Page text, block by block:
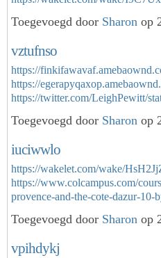
Toegevoegd door Sharon op
vztufnso
https://
https://
https://twitter.com/LeighPewitt/
Toegevoegd door Sharon op
iuciwwlo
https://wakelet.com/wake/
https://www.colcampus.com/
provence-and-the-cote-dazur-
Toegevoegd door Sharon op
vpihdykj